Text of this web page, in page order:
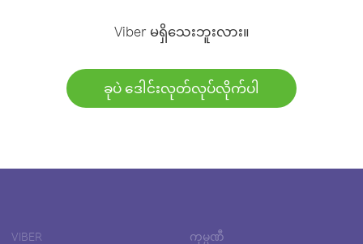
Viber မရှိသေးဘူးလား။
ခုပဲ ဒေါင်းလုတ်လုပ်လိုက်ပါ
VIBER ကုမ္ပဏီ